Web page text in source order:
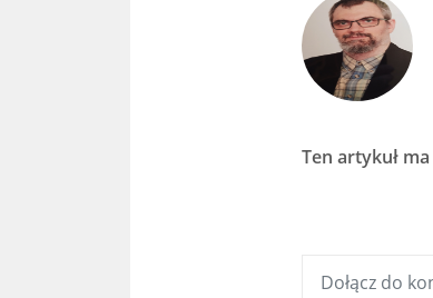
Ten artykuł ma